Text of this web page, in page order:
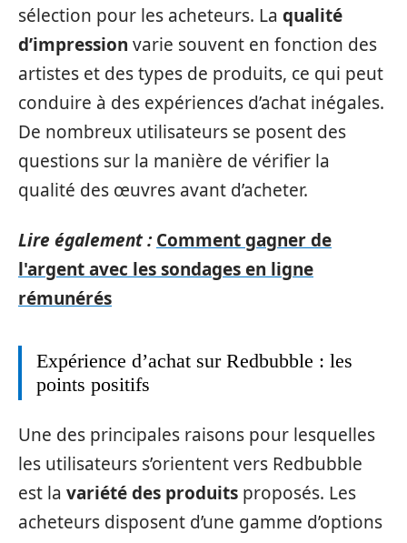
sélection pour les acheteurs. La qualité
d’impression varie souvent en fonction des
artistes et des types de produits, ce qui peut
conduire à des expériences d’achat inégales.
De nombreux utilisateurs se posent des
questions sur la manière de vérifier la
qualité des œuvres avant d’acheter.
Lire également : Comment gagner de
l'argent avec les sondages en ligne
rémunérés
Expérience d’achat sur Redbubble : les
points positifs
Une des principales raisons pour lesquelles
les utilisateurs s’orientent vers Redbubble
est la variété des produits proposés. Les
acheteurs disposent d’une gamme d’options